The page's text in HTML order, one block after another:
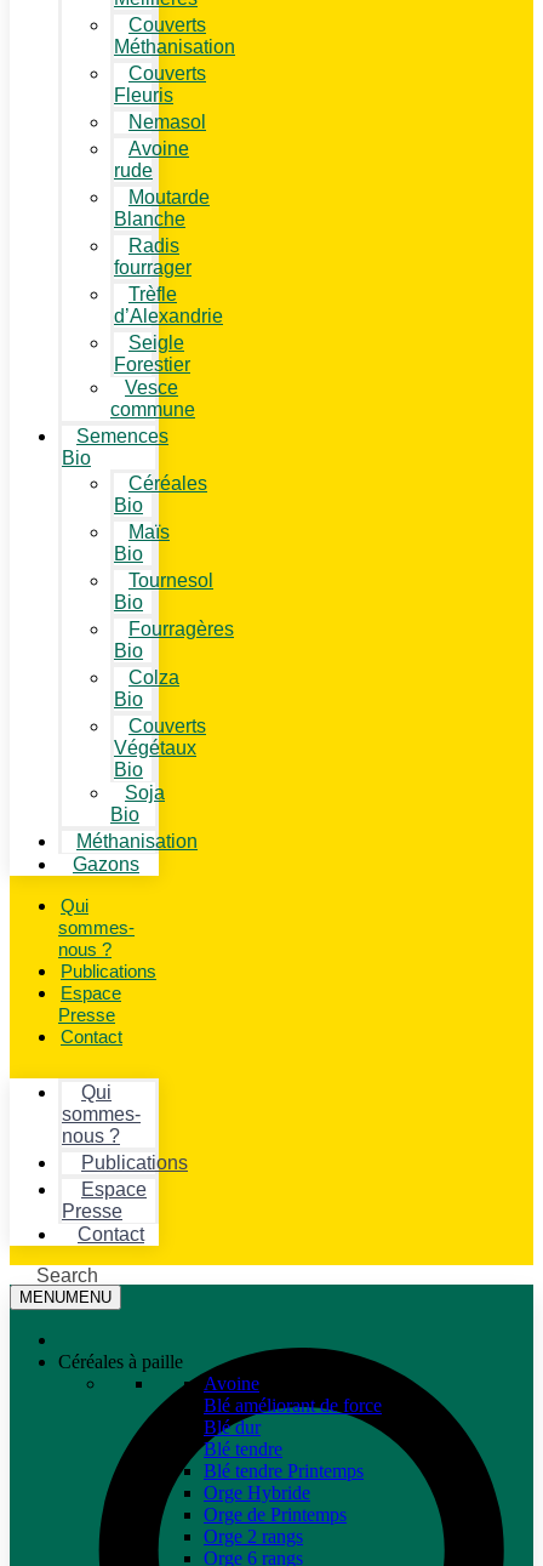
Couverts
Méthanisation
Couverts
Fleuris
Nemasol
Avoine
rude
Moutarde
Blanche
Radis
fourrager
Trèfle
d’Alexandrie
Seigle
Forestier
Vesce
commune
Semences
Bio
Céréales
Bio
Maïs
Bio
Tournesol
Bio
Fourragères
Bio
Colza
Bio
Couverts
Végétaux
Bio
Soja
Bio
Méthanisation
Gazons
Qui
sommes-
nous ?
Publications
Espace
Presse
Contact
Qui
sommes-
nous ?
Publications
Espace
Presse
Contact
Search
MENUMENU
Céréales à paille
Avoine
Blé améliorant de force
Blé dur
Blé tendre
Blé tendre Printemps
Orge Hybride
Orge de Printemps
Orge 2 rangs
Orge 6 rangs